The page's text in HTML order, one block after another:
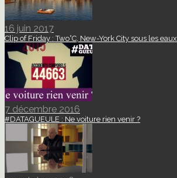
16 juin 2017
Clip of Friday : Two°C, New-York City sous les eaux.
7 décembre 2016
#DATAGUEULE : Ne voiture rien venir ?